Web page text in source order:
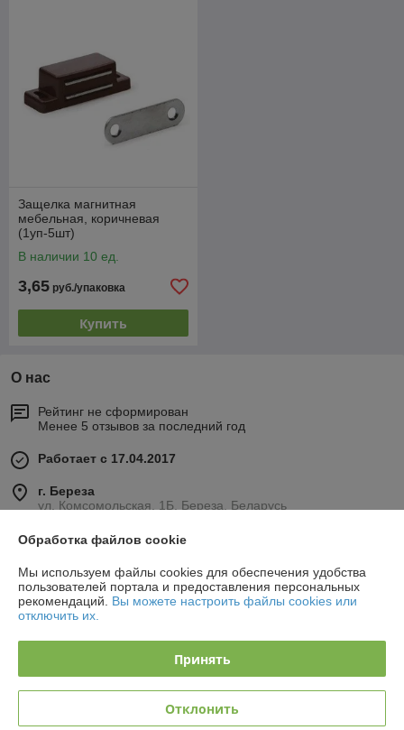
Защелка магнитная
мебельная, коричневая
(1уп-5шт)
В наличии 10 ед.
3,65 руб./упаковка
Купить
О нас
Рейтинг не сформирован
Менее 5 отзывов за последний год
Работает с 17.04.2017
г. Береза
ул. Комсомольская, 1Б, Береза, Беларусь
Контакты
Сегодня работает с 08:30 до 19:00
Показать весь график работы
Отзывы о магазине
36 отзывов за всё время
Обработка файлов cookie
Мы используем файлы cookies для обеспечения удобства
пользователей портала и предоставления персональных
рекомендаций. Вы можете настроить файлы cookies или
отключить их.
Принять
Отклонить